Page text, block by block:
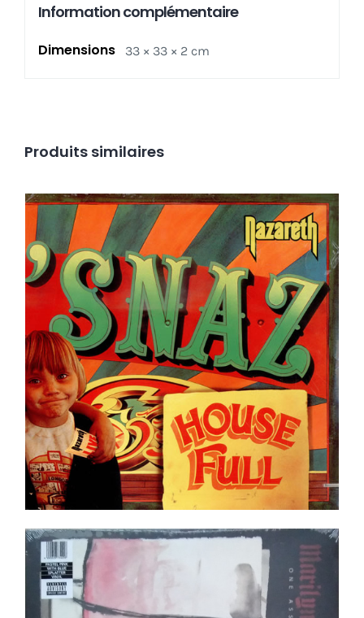
Information complémentaire
Dimensions 33 × 33 × 2 cm
Produits similaires
Nazareth ‎– ‘Snaz LP
Ajouter au panier Détails
Marilyn Manson – One Assassination Under God
LP _ NEUF/NEW